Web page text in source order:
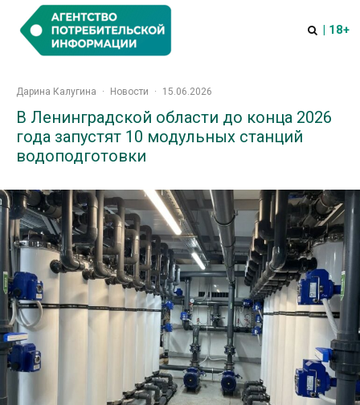
| 18+
Дарина Калугина · Новости · 15.06.2026
В Ленинградской области до конца 2026
года запустят 10 модульных станций
водоподготовки